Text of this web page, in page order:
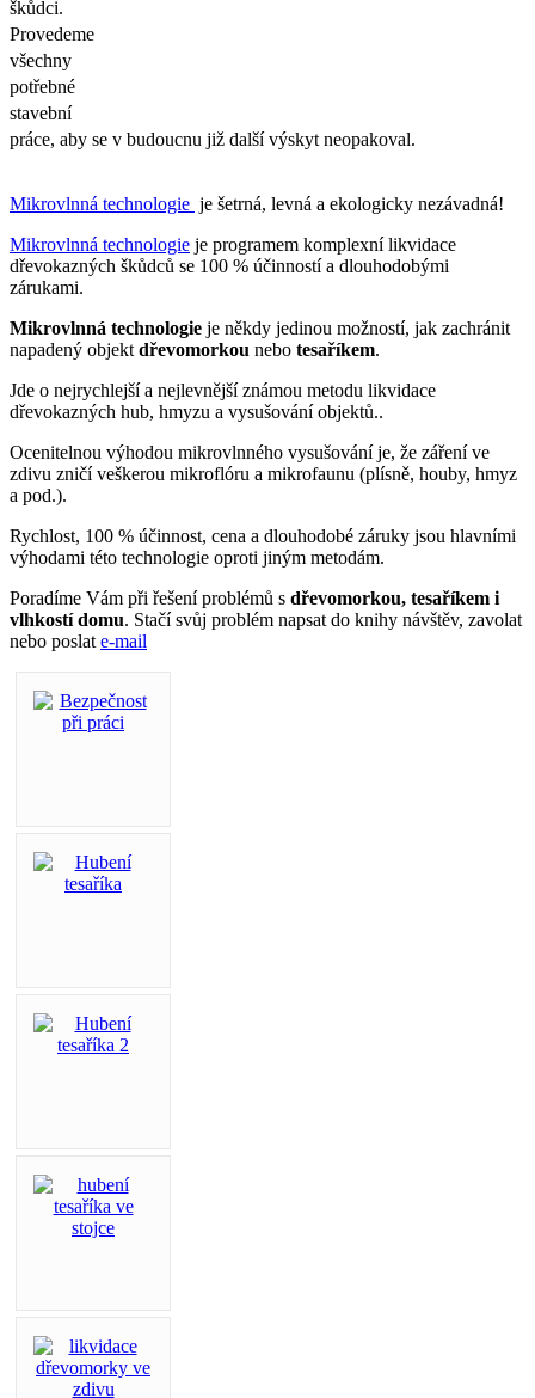
škůdci.
Provedeme
všechny
potřebné
stavební
práce, aby se v budoucnu již další výskyt neopakoval.
Mikrovlnná technologie je šetrná, levná a ekologicky nezávadná!
Mikrovlnná technologie je programem komplexní likvidace
dřevokazných škůdců se 100 % účinností a dlouhodobými
zárukami.
Mikrovlnná technologie je někdy jedinou možností, jak zachránit
napadený objekt dřevomorkou nebo tesaříkem.
Jde o nejrychlejší a nejlevnější známou metodu likvidace
dřevokazných hub, hmyzu a vysušování objektů..
Ocenitelnou výhodou mikrovlnného vysušování je, že záření ve
zdivu zničí veškerou mikroflóru a mikrofaunu (plísně, houby, hmyz
a pod.).
Rychlost, 100 % účinnost, cena a dlouhodobé záruky jsou hlavními
výhodami této technologie oproti jiným metodám.
Poradíme Vám při řešení problémů s dřevomorkou, tesaříkem i
vlhkostí domu. Stačí svůj problém napsat do knihy návštěv, zavolat
nebo poslat e-mail